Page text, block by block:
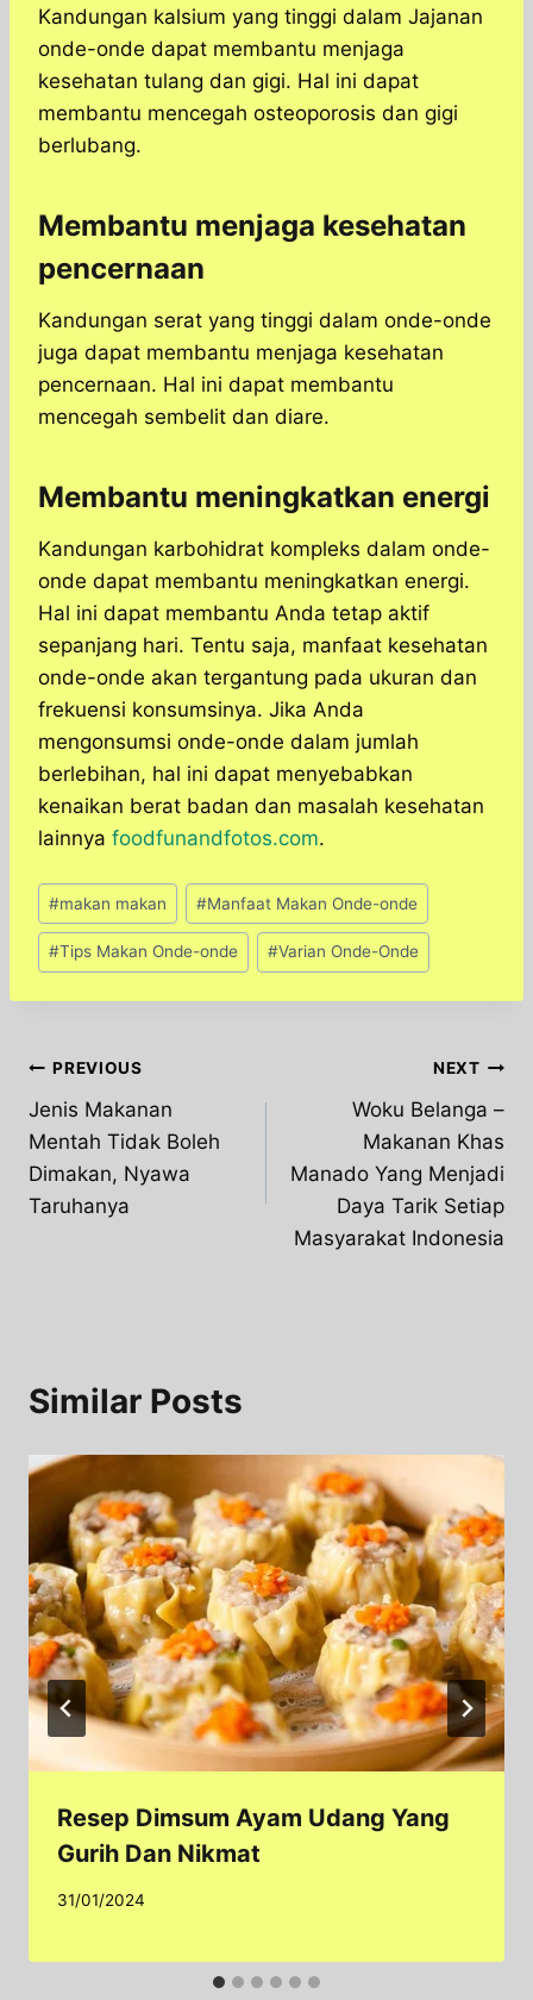
Kandungan kalsium yang tinggi dalam Jajanan
onde-onde dapat membantu menjaga
kesehatan tulang dan gigi. Hal ini dapat
membantu mencegah osteoporosis dan gigi
berlubang.
Membantu menjaga kesehatan
pencernaan
Kandungan serat yang tinggi dalam onde-onde
juga dapat membantu menjaga kesehatan
pencernaan. Hal ini dapat membantu
mencegah sembelit dan diare.
Membantu meningkatkan energi
Kandungan karbohidrat kompleks dalam onde-
onde dapat membantu meningkatkan energi.
Hal ini dapat membantu Anda tetap aktif
sepanjang hari. Tentu saja, manfaat kesehatan
onde-onde akan tergantung pada ukuran dan
frekuensi konsumsinya. Jika Anda
mengonsumsi onde-onde dalam jumlah
berlebihan, hal ini dapat menyebabkan
kenaikan berat badan dan masalah kesehatan
lainnya foodfunandfotos.com.
Post
Tags:
#makan makan #Manfaat Makan Onde-onde
#Tips Makan Onde-onde #Varian Onde-Onde
Post
navigation
PREVIOUS
Jenis Makanan
Mentah Tidak Boleh
Dimakan, Nyawa
Taruhanya
NEXT
Woku Belanga –
Makanan Khas
Manado Yang Menjadi
Daya Tarik Setiap
Masyarakat Indonesia
Similar Posts
Resep Dimsum Ayam Udang Yang
Gurih Dan Nikmat
31/01/2024